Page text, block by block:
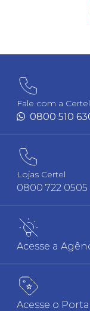
Fale com a
0800 510
Lojas Certel
0800 722 0505
Acesse a
Acesse o